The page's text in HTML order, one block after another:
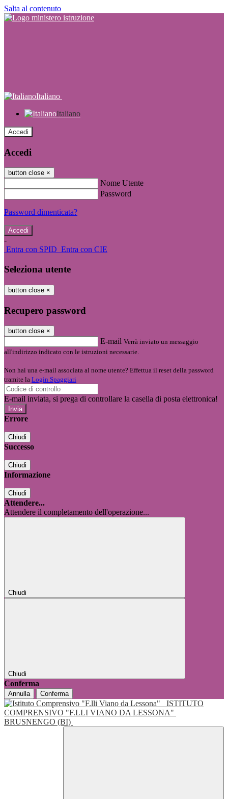
Salta al contenuto
Italiano
Italiano
Accedi
Accedi
button close ×
Nome Utente
Password
Password dimenticata?
-
Entra con SPID Entra con CIE
Seleziona utente
button close ×
Recupero password
button close ×
E-mail Verrà inviato un messaggio
all'indirizzo indicato con le istruzioni necessarie.
Non hai una e-mail associata al nome utente? Effettua il reset della password
tramite la Login Spaggiari
E-mail inviata, si prega di controllare la casella di posta elettronica!
Errore
Chiudi
Successo
Chiudi
Informazione
Chiudi
Attendere...
Attendere il completamento dell'operazione...
Chiudi
Chiudi
Conferma
Annulla Conferma
ISTITUTO
COMPRENSIVO "F.LLI VIANO DA LESSONA"
BRUSNENGO (BI)